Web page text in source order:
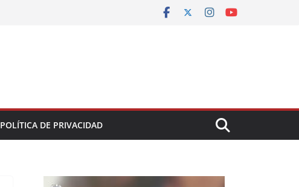
POLÍTICA DE PRIVACIDAD